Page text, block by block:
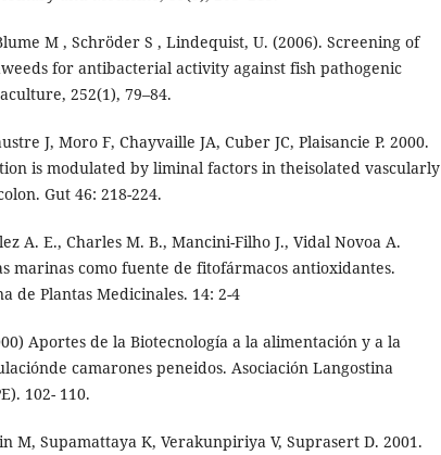
M , Schröder S , Lindequist, U. (2006). Screening of
for antibacterial activity against fish pathogenic
252(1), 79–84.
J, Moro F, Chayvaille JA, Cuber JC, Plaisancie P. 2000.
is modulated by liminal factors in theisolated vascularly
Gut 46: 218-224.
A. E., Charles M. B., Mancini-Filho J., Vidal Novoa A.
marinas como fuente de fitofármacos antioxidantes.
de Plantas Medicinales. 14: 2-4
Aportes de la Biotecnología a la alimentación y a la
camarones peneidos. Asociación Langostina
102- 110.
M, Supamattaya K, Verakunpiriya V, Suprasert D. 2001.